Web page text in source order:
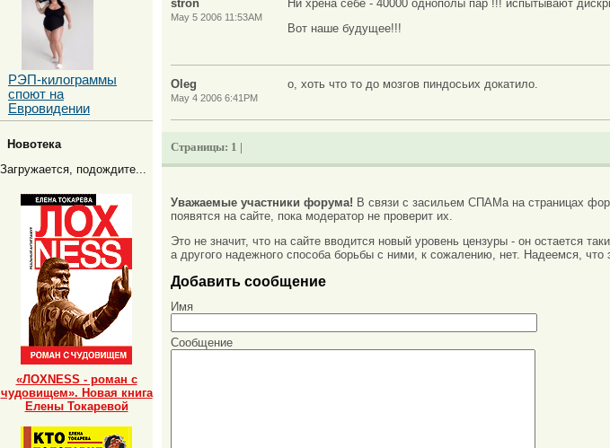
stron
May 5 2006 11:53AM
Ни хрена себе - 40000 однополы пар !!! испытывают
Вот наше будущее!!!
Oleg
May 4 2006 6:41PM
о, хоть что то до мозгов пиндосьих докатило.
Страницы: 1 |
Уважаемые участники форума! В связи с засильем СПАМа на страницах
появятся на сайте, пока модератор не проверит их.
Это не значит, что на сайте вводится новый уровень цензуры - он остается
а другого надежного способа борьбы с ними, к сожалению, нет. Надеемся,
Добавить сообщение
Имя
Сообщение
РЭП-килограммы
споют на
Евровидении
Новотека
Загружается, подождите...
«ЛОХNESS - роман с
чудовищем». Новая книга
Елены Токаревой